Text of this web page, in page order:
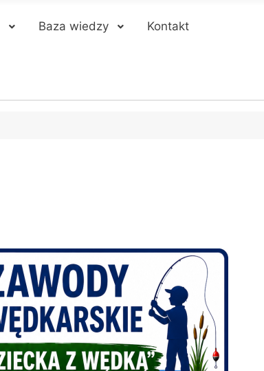
Baza wiedzy Kontakt